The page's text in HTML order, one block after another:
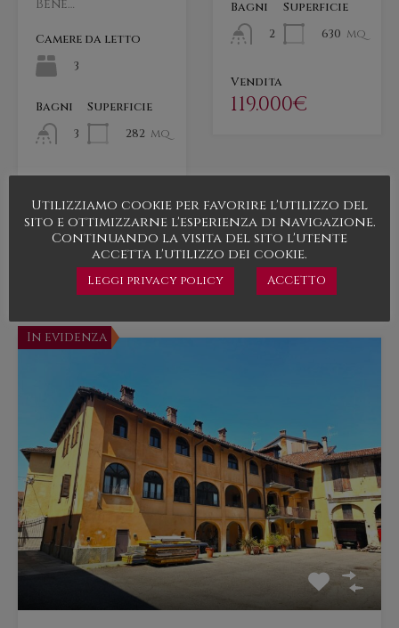
Bene…
Camere da letto
3
Bagni
3
Superficie
282 mq
180.000€
Bagni
2
Superficie
630 mq
Vendita
119.000€
In evidenza
Utilizziamo cookie per favorire l'utilizzo del
sito e ottimizzarne l'esperienza di navigazione.
Continuando la visita del sito l'utente
accetta l'utilizzo dei cookie.
Leggi privacy policy ACCETTO